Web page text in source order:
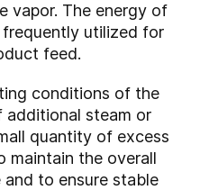
vapor. The energy of
utilized for
feed.
conditions of the
additional steam or
quantity of excess
maintain the overall
to ensure stable